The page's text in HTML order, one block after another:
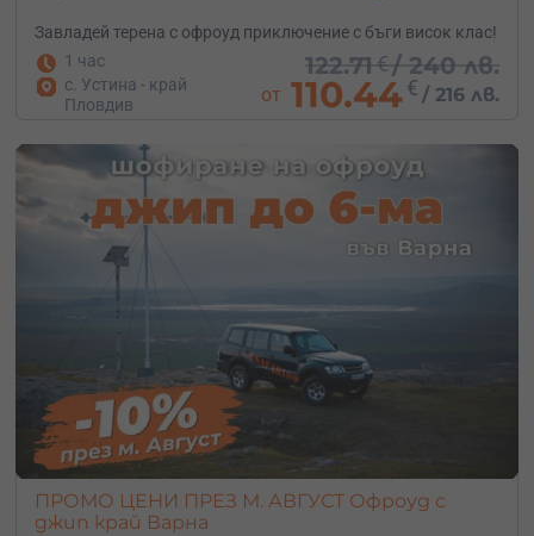
Завладей терена с офроуд приключение с бъги висок клас!
1 час
с. Устина - край
Пловдив
122.71 €/ 240 лв.
от 110.44€ /216 лв.
ПРОМО ЦЕНИ ПРЕЗ М. АВГУСТ Офроуд с
джип край Варна